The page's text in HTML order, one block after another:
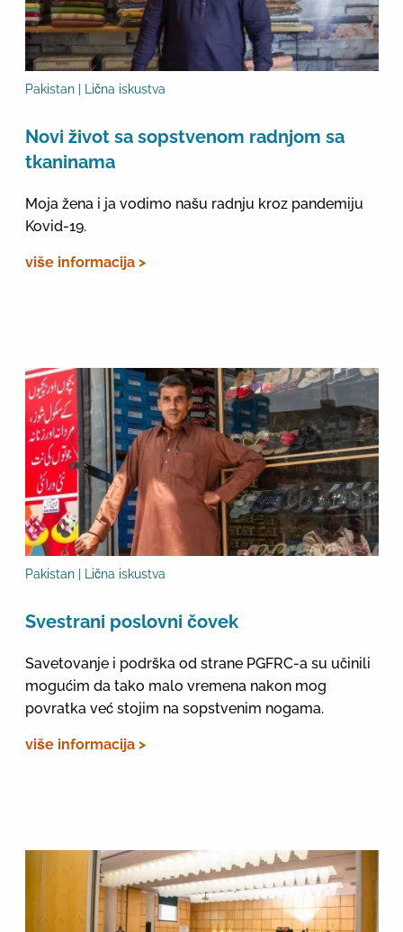
Pakistan | Lična iskustva
Novi život sa sopstvenom radnjom sa
tkaninama
Moja žena i ja vodimo našu radnju kroz pandemiju
Kovid-19.
više informacija >
Pakistan | Lična iskustva
Svestrani poslovni čovek
Savetovanje i podrška od strane PGFRC-a su učinili
mogućim da tako malo vremena nakon mog
povratka već stojim na sopstvenim nogama.
više informacija >